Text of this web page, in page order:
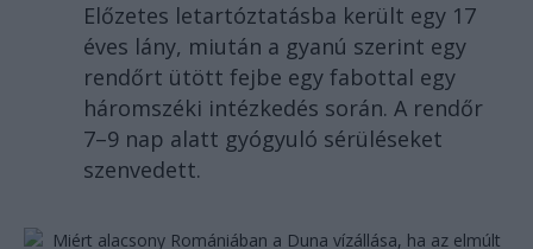
Előzetes letartóztatásba került egy 17
éves lány, miután a gyanú szerint egy
rendőrt ütött fejbe egy fabottal egy
háromszéki intézkedés során. A rendőr
7–9 nap alatt gyógyuló sérüléseket
szenvedett.